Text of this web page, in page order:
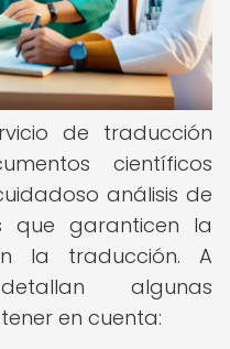
de traducción
científicos
análisis de
que garanticen la
la traducción. A
algunas
en cuenta: